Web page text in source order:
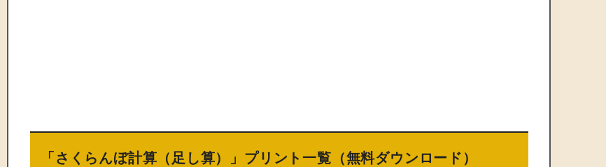
「さくらんぼ計算（足し算）」プリント一覧（無料ダウンロード）